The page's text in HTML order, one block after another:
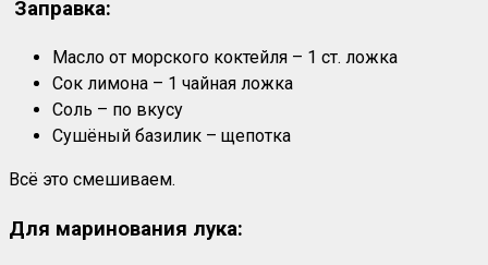
Заправка:
Масло от морского коктейля – 1 ст. ложка
Сок лимона – 1 чайная ложка
Соль – по вкусу
Сушёный базилик – щепотка
Всё это смешиваем.
Для маринования лука: